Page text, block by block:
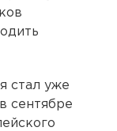
стал уже
сентябре